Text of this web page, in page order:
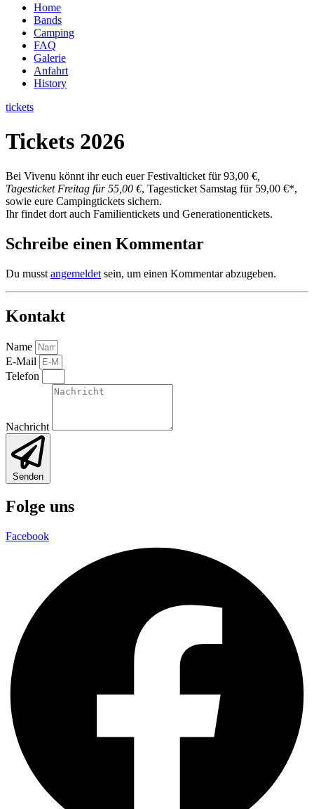
Home
Bands
Camping
FAQ
Galerie
Anfahrt
History
tickets
Tickets 2026
Bei Vivenu könnt ihr euch euer Festivalticket für 93,00 €
Tagesticket Freitag für 55,00 €, Tagesticket Samstag für 59,00 €*,
sowie eure Campingtickets sichern.
Ihr findet dort auch Familientickets und Generationentickets.
Schreibe einen Kommentar
Du musst angemeldet sein, um einen Kommentar abzugeben.
Kontakt
Name
E-Mail
Telefon
Nachricht
Senden
Folge uns
Facebook